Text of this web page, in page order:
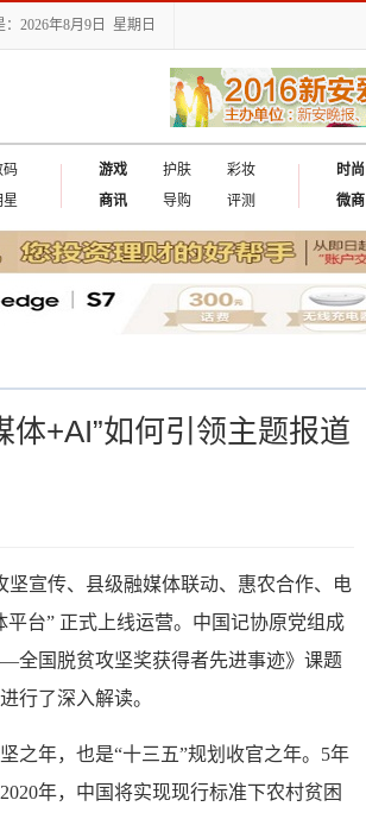
：2026年8月9日 星期日
码
星
游戏 护肤
彩妆
商讯
导购 评测
时尚
微商
体+AI”如何引领主题报道
坚宣传、县级融媒体联动、惠农合作、电
台” 正式上线运营。中国记协原党组成
全国脱贫攻坚奖获得者先进事迹》课题
行了深入解读。
之年，也是“十三五”规划收官之年。5年
年，中国将实现现行标准下农村贫困